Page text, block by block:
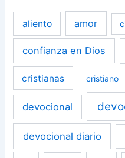
aliento amor
confianza en Dios
cristianas cristiano
devocional
devocional diario